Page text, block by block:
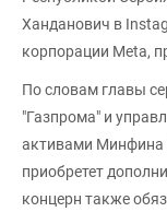
Ханданович в
корпорации Meta,
По словам главы
"Газпрома" и
активами Минфина
приобретет
концерн также